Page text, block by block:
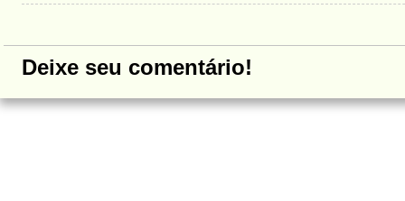
Deixe seu comentário!